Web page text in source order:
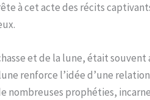
à cet acte des récits
et de la lune, était
renforce l’idée d’une
nombreuses prophéties,